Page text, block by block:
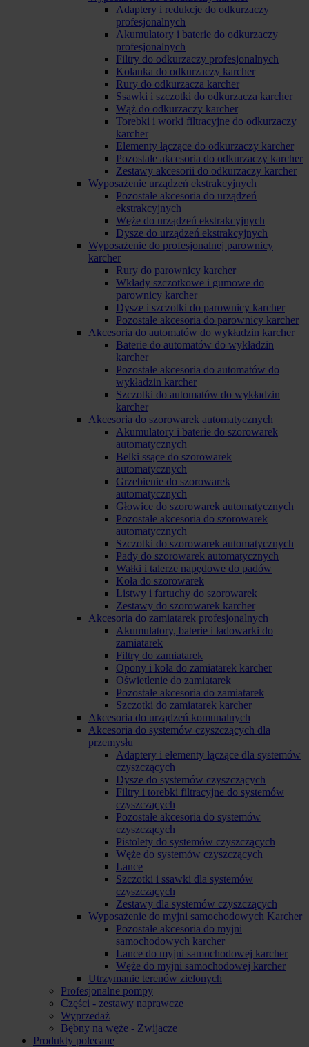
Adaptery i redukcje do odkurzaczy
profesjonalnych
Akumulatory i baterie do odkurzaczy
profesjonalnych
Filtry do odkurzaczy profesjonalnych
Kolanka do odkurzaczy karcher
Rury do odkurzacza karcher
Ssawki i szczotki do odkurzacza karcher
Wąż do odkurzaczy karcher
Torebki i worki filtracyjne do odkurzaczy
karcher
Elementy łączące do odkurzaczy karcher
Pozostałe akcesoria do odkurzaczy karcher
Zestawy akcesorii do odkurzaczy karcher
Wyposażenie urządzeń ekstrakcyjnych
Pozostałe akcesoria do urządzeń
ekstrakcyjnych
Węże do urządzeń ekstrakcyjnych
Dysze do urządzeń ekstrakcyjnych
Wyposażenie do profesjonalnej parownicy
karcher
Rury do parownicy karcher
Wkłady szczotkowe i gumowe do
parownicy karcher
Dysze i szczotki do parownicy karcher
Pozostałe akcesoria do parownicy karcher
Akcesoria do automatów do wykładzin karcher
Baterie do automatów do wykładzin
karcher
Pozostałe akcesoria do automatów do
wykładzin karcher
Szczotki do automatów do wykładzin
karcher
Akcesoria do szorowarek automatycznych
Akumulatory i baterie do szorowarek
automatycznych
Belki ssące do szorowarek
automatycznych
Grzebienie do szorowarek
automatycznych
Głowice do szorowarek automatycznych
Pozostałe akcesoria do szorowarek
automatycznych
Szczotki do szorowarek automatycznych
Pady do szorowarek automatycznych
Wałki i talerze napędowe do padów
Koła do szorowarek
Listwy i fartuchy do szorowarek
Zestawy do szorowarek karcher
Akcesoria do zamiatarek profesjonalnych
Akumulatory, baterie i ładowarki do
zamiatarek
Filtry do zamiatarek
Opony i koła do zamiatarek karcher
Oświetlenie do zamiatarek
Pozostałe akcesoria do zamiatarek
Szczotki do zamiatarek karcher
Akcesoria do urządzeń komunalnych
Akcesoria do systemów czyszczących dla
przemysłu
Adaptery i elementy łączące dla systemów
czyszczących
Dysze do systemów czyszczących
Filtry i torebki filtracyjne do systemów
czyszczących
Pozostałe akcesoria do systemów
czyszczących
Pistolety do systemów czyszczących
Węże do systemów czyszczących
Lance
Szczotki i ssawki dla systemów
czyszczących
Zestawy dla systemów czyszczących
Wyposażenie do myjni samochodowych Karcher
Pozostałe akcesoria do myjni
samochodowych karcher
Lance do myjni samochodowej karcher
Węże do myjni samochodowej karcher
Utrzymanie terenów zielonych
Profesjonalne pompy
Części - zestawy naprawcze
Wyprzedaż
Bębny na węże - Zwijacze
Produkty polecane